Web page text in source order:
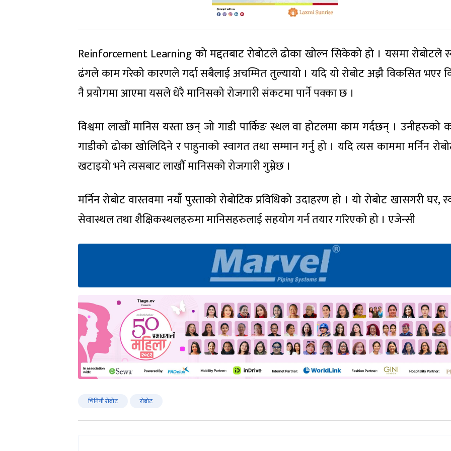
Reinforcement Learning को मद्दतबाट रोबोटले ढोका खोल्न सिकेको हो । यसमा रोबोटले
ढंगले काम गरेको कारणले गर्दा सबैलाई अचम्मित तुल्यायो । यदि यो रोबोट अझै विकसित भएर
नै प्रयोगमा आएमा यसले धेरै मानिसको रोजगारी संकटमा पार्ने पक्का छ ।
विश्वमा लाखौं मानिस यस्ता छन् जो गाडी पार्किङ स्थल वा होटलमा काम गर्दछन् । उनीहरुको
गाडीको ढोका खोलिदिने र पाहुनाको स्वागत तथा सम्मान गर्नु हो । यदि त्यस काममा मर्निन
खटाइयो भने त्यसबाट लाखौँ मानिसको रोजगारी गुम्नेछ ।
मर्निन रोबोट वास्तवमा नयाँ पुस्ताको रोबोटिक प्रविधिको उदाहरण हो । यो रोबोट खासगरी घर,
सेवास्थल तथा शैक्षिकस्थलहरुमा मानिसहरुलाई सहयोग गर्न तयार गरिएको हो । एजेन्सी
चिनियाँ रोबोट रोबोट